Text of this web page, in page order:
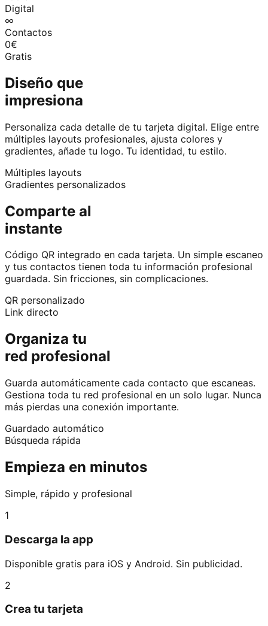
Digital
∞
Contactos
0€
Gratis
Diseño que
impresiona
Personaliza cada detalle de tu tarjeta digital. Elige entre
múltiples layouts profesionales, ajusta colores y
gradientes, añade tu logo. Tu identidad, tu estilo.
Múltiples layouts
Gradientes personalizados
Comparte al
instante
Código QR integrado en cada tarjeta. Un simple escaneo
y tus contactos tienen toda tu información profesional
guardada. Sin fricciones, sin complicaciones.
QR personalizado
Link directo
Organiza tu
red profesional
Guarda automáticamente cada contacto que escaneas.
Gestiona toda tu red profesional en un solo lugar. Nunca
más pierdas una conexión importante.
Guardado automático
Búsqueda rápida
Empieza en minutos
Simple, rápido y profesional
1
Descarga la app
Disponible gratis para iOS y Android. Sin publicidad.
2
Crea tu tarjeta